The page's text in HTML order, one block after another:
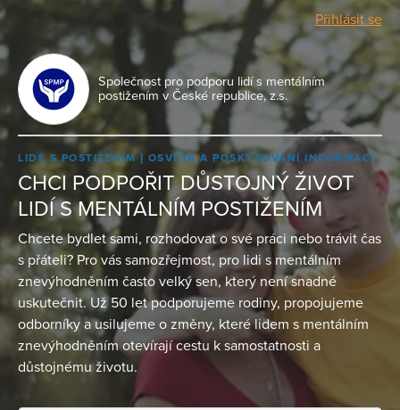
Přihlásit se
Společnost pro podporu lidí s mentálním
postižením v České republice, z.s.
LIDÉ S POSTIŽENÍM OSVĚTA A POSKYTOVÁNÍ INFORMACÍ
CHCI PODPOŘIT DŮSTOJNÝ ŽIVOT
LIDÍ S MENTÁLNÍM POSTIŽENÍM
Chcete bydlet sami, rozhodovat o své práci nebo trávit čas
s přáteli? Pro vás samozřejmost, pro lidi s mentálním
znevýhodněním často velký sen, který není snadné
uskutečnit. Už 50 let podporujeme rodiny, propojujeme
odborníky a usilujeme o změny, které lidem s mentálním
znevýhodněním otevírají cestu k samostatnosti a
důstojnému životu.